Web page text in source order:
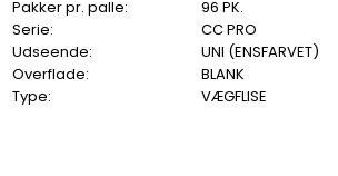
Pakker pr. palle:
96 PK.
Serie:
CC PRO
Udseende:
UNI (ENSFARVET)
Overflade:
BLANK
Type:
VÆGFLISE